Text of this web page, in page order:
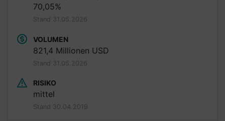
70,05%
Stand 31.05.2026
VOLUMEN
821,4 Millionen USD
Stand 31.05.2026
RISIKO
mittel
Stand 30.04.2019